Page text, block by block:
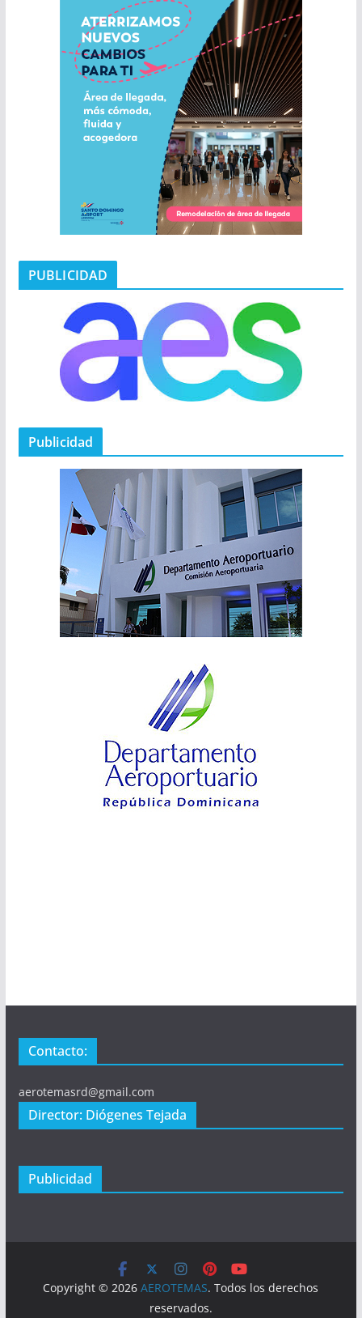
PUBLICIDAD
Publicidad
Contacto:
aerotemasrd@gmail.com
Director: Diógenes Tejada
Publicidad
Copyright © 2026AEROTEMAS. Todos los derechos
reservados.